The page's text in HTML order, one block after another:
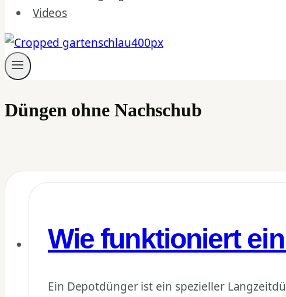
Videos
Düngen ohne Nachschub
Wie funktioniert
Ein Depotdünger ist ein spezieller